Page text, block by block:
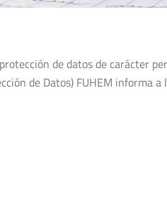
de datos de carácter
de Datos) FUHEM informa a